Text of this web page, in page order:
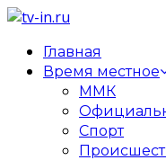
Главная
Время местное
ММК
Спорт